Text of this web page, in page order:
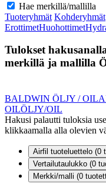
Hae merkillä/mallilla
Tuoteryhmät Kohderyhmät
ErottimetHuohottimet
Tulokset
merkillä ja mallilla
BALDWIN ÖLJY / OIL
OILÖLJY/OIL
Hakusi palautti tuloksia
klikkaamalla alla olevien
Airfil tuoteluettelo (0
Vertailutaulukko (0
Merkki/malli (0